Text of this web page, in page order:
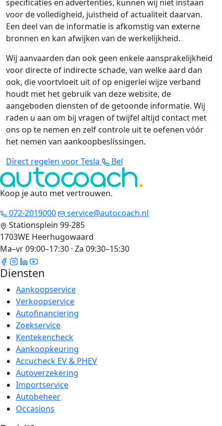
specificaties en advertenties, kunnen wij niet instaan
voor de volledigheid, juistheid of actualiteit daarvan.
Een deel van de informatie is afkomstig van externe
bronnen en kan afwijken van de werkelijkheid.
Wij aanvaarden dan ook geen enkele aansprakelijkheid
voor directe of indirecte schade, van welke aard dan
ook, die voortvloeit uit of op enigerlei wijze verband
houdt met het gebruik van deze website, de
aangeboden diensten of de getoonde informatie. Wij
raden u aan om bij vragen of twijfel altijd contact met
ons op te nemen en zelf controle uit te oefenen vóór
het nemen van aankoopbeslissingen.
Direct regelen voor Tesla
Bel
Koop je auto met vertrouwen.
072-2019000
service@autocoach.nl
Stationsplein 99-285
1703WE Heerhugowaard
Ma–vr 09:00–17:30 · Za 09:30–15:30
Diensten
Aankoopservice
Verkoopservice
Autofinanciering
Zoekservice
Kentekencheck
Aankoopkeuring
Accucheck EV & PHEV
Autoverzekering
Importservice
Autobeheer
Occasions